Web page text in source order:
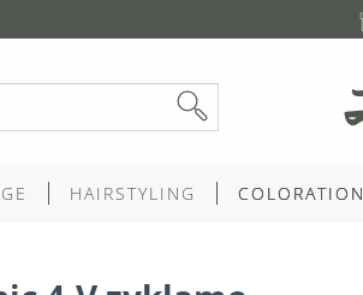
HAIRSTYLING COLORATION